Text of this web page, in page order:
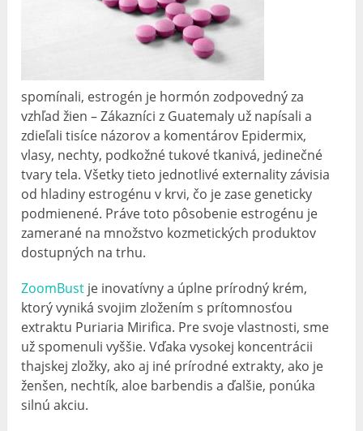
spomínali, estrogén je hormón zodpovedný za
vzhľad žien – Zákazníci z Guatemaly už napísali a
zdieľali tisíce názorov a komentárov Epidermix,
vlasy, nechty, podkožné tukové tkanivá, jedinečné
tvary tela. Všetky tieto jednotlivé externality závisia
od hladiny estrogénu v krvi, čo je zase geneticky
podmienené. Práve toto pôsobenie estrogénu je
zamerané na množstvo kozmetických produktov
dostupných na trhu.
ZoomBust je inovatívny a úplne prírodný krém,
ktorý vyniká svojim zložením s prítomnosťou
extraktu Puriaria Mirifica. Pre svoje vlastnosti, sme
už spomenuli vyššie. Vďaka vysokej koncentrácii
thajskej zložky, ako aj iné prírodné extrakty, ako je
ženšen, nechtík, aloe barbendis a ďalšie, ponúka
silnú akciu.